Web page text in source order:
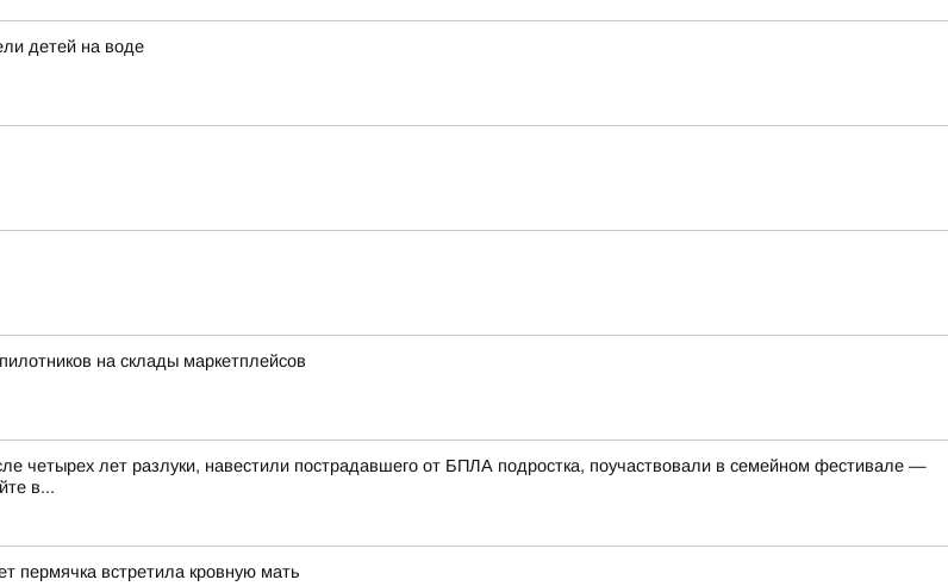
детей на воде
на склады маркетплейсов
четырех лет разлуки, навестили пострадавшего от БПЛА подростка, поучаствовали в семейном фестивале —
в...
пермячка встретила кровную мать